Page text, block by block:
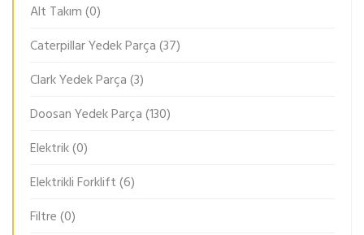
Alt Takım(0)
Caterpillar Yedek Parça(37)
Clark Yedek Parça(3)
Doosan Yedek Parça(130)
Elektrik(0)
Elektrikli Forklift(6)
Filtre(0)